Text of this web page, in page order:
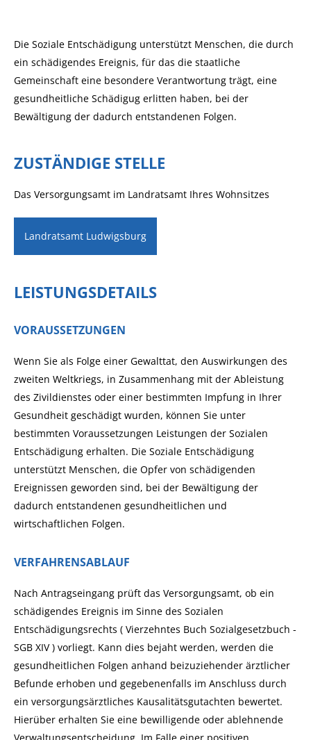
Die Soziale Entschädigung unterstützt Menschen, die durch
ein schädigendes Ereignis, für das die staatliche
Gemeinschaft eine besondere Verantwortung trägt, eine
gesundheitliche Schädigug erlitten haben, bei der
Bewältigung der dadurch entstandenen Folgen.
ZUSTÄNDIGE STELLE
Das Versorgungsamt im Landratsamt Ihres Wohnsitzes
Landratsamt Ludwigsburg
LEISTUNGSDETAILS
VORAUSSETZUNGEN
Wenn Sie als Folge einer Gewalttat, den Auswirkungen des
zweiten Weltkriegs, in Zusammenhang mit der Ableistung
des Zivildienstes oder einer bestimmten Impfung in Ihrer
Gesundheit geschädigt wurden, können Sie unter
bestimmten Voraussetzungen Leistungen der Sozialen
Entschädigung erhalten. Die Soziale Entschädigung
unterstützt Menschen, die Opfer von schädigenden
Ereignissen geworden sind, bei der Bewältigung der
dadurch entstandenen gesundheitlichen und
wirtschaftlichen Folgen.
VERFAHRENSABLAUF
Nach Antragseingang prüft das Versorgungsamt, ob ein
schädigendes Ereignis im Sinne des Sozialen
Entschädigungsrechts ( Vierzehntes Buch Sozialgesetzbuch -
SGB XIV ) vorliegt. Kann dies bejaht werden, werden die
gesundheitlichen Folgen anhand beizuziehender ärztlicher
Befunde erhoben und gegebenenfalls im Anschluss durch
ein versorgungsärztliches Kausalitätsgutachten bewertet.
Hierüber erhalten Sie eine bewilligende oder ablehnende